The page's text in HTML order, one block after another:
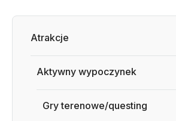
Atrakcje
Aktywny wypoczynek
Gry terenowe/questing